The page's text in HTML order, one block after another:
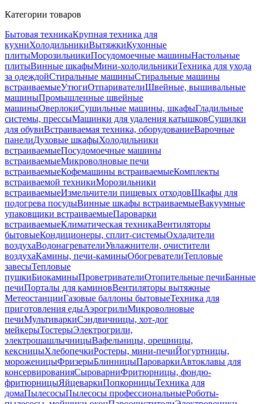
Категории товаров
Бытовая техникаКрупная техника для
кухниХолодильникиВытяжкиКухонные
плитыМорозильникиПосудомоечные машиныНастольные
плитыВинные шкафыМини-холодильникиТехника для ухода
за одеждойСтиральные машиныСтиральные машины
встраиваемыеУтюгиОтпаривателиШвейные, вышивальные
машиныПромышленные швейные
машиныОверлокиСушильные машины, шкафыГладильные
системы, прессыМашинки для удаления катышковСушилки
для обувиВстраиваемая техника, оборудованиеВарочные
панелиДуховые шкафыХолодильники
встраиваемыеПосудомоечные машины
встраиваемыеМикроволновые печи
встраиваемыеКофемашины встраиваемыеКомплекты
встраиваемой техникиМорозильники
встраиваемыеИзмельчители пищевых отходовШкафы для
подогрева посудыВинные шкафы встраиваемыеВакуумные
упаковщики встраиваемыеПароварки
встраиваемыеКлиматическая техникаВентиляторы
бытовыеКондиционеры, сплит-системыОхладители
воздухаВодонагревателиУвлажнители, очистители
воздухаКамины, печи-каминыОбогревателиТепловые
завесыТепловые
пушкиБиокаминыПроветривателиОтопительные печиБанные
печиПорталы для каминовВентиляторы вытяжные
МетеостанцииГазовые баллоны бытовыеТехника для
приготовления едыАэрогрилиМикроволновые
печиМультиваркиСэндвичницы, хот-дог
мейкерыТостерыЭлектрогрили,
электрошашлычницыВафельницы, орешницы,
кексницыХлебопечкиРостеры, мини-печиЙогуртницы,
мороженицыФризерыБлинницыПароваркиАвтоклавы для
консервированияСыроварниФритюрницы, фондю-
фритюрницыЯйцеваркиПопкорницыТехника для
домаПылесосыПылесосы профессиональныеРоботы-